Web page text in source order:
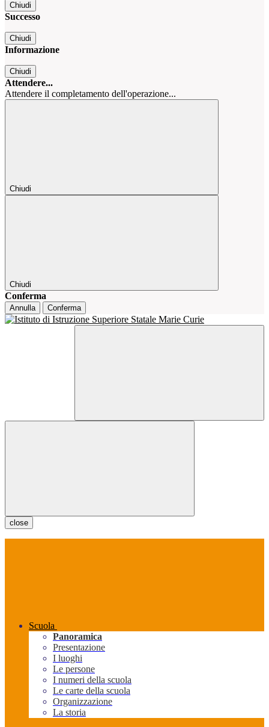
Chiudi
Successo
Chiudi
Informazione
Chiudi
Attendere...
Attendere il completamento dell'operazione...
Chiudi
Chiudi
Conferma
Annulla Conferma
close
Scuola
Panoramica
Presentazione
I luoghi
Le persone
I numeri della scuola
Le carte della scuola
Organizzazione
La storia